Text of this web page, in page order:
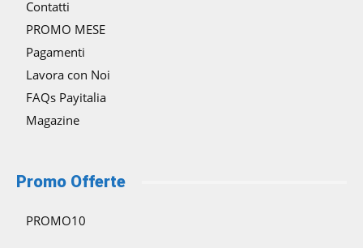
Contatti
PROMO MESE
Pagamenti
Lavora con Noi
FAQs Payitalia
Magazine
Promo Offerte
PROMO10